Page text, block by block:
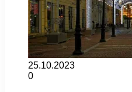
25.10.2023
0